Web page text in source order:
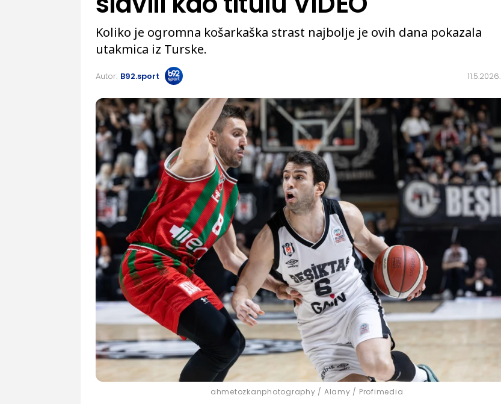
11.5.2026.
Koliko je ogromna košarkaška strast najbolje je ovih dana pokazala
utakmica iz Turske.
Autor: B92.sport
ahmetozkanphotography / Alamy / Profimedia